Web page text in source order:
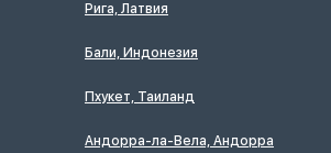
Рига, Латвия
Бали, Индонезия
Пхукет, Таиланд
Андорра-ла-Вела, Андорра